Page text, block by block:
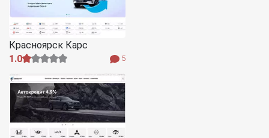
Красноярск Карс
1.0
5